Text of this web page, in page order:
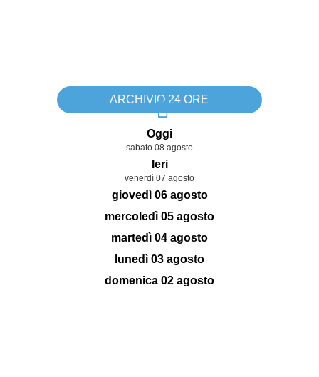
ARCHIVIO 24 ORE
Oggi
sabato 08 agosto
Ieri
venerdì 07 agosto
giovedì 06 agosto
mercoledì 05 agosto
martedì 04 agosto
lunedì 03 agosto
domenica 02 agosto